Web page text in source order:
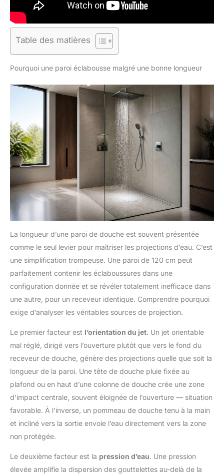
Table des matières
Pourquoi une paroi éclabousse malgré une bonne longueur
La longueur d’une paroi de douche est souvent présentée
comme le seul levier pour maîtriser les projections d’eau. C’est
une simplification trompeuse. Une paroi de 120 cm peut
parfaitement contenir les éclaboussures dans une
configuration donnée et se révéler totalement inefficace dans
une autre, pour un receveur identique. Comprendre pourquoi
exige d’analyser les véritables sources de projection.
Le premier facteur est l’orientation du jet. Un jet orientable
mal réglé, dirigé vers l’ouverture plutôt que vers le fond du
receveur de douche, génère des projections quelle que soit la
longueur de la paroi. Une tête de douche pluie fixée au
plafond ou en haut d’une colonne de douche crée une zone
d’impact centrale, souvent éloignée de l’ouverture — situation
favorable. À l’inverse, un pommeau de douche tenu à la main
et incliné vers la sortie envoie l’eau directement vers la zone
non protégée.
Le deuxième facteur est la pression d’eau. Une pression
élevée amplifie la dispersion des gouttelettes au-delà de la